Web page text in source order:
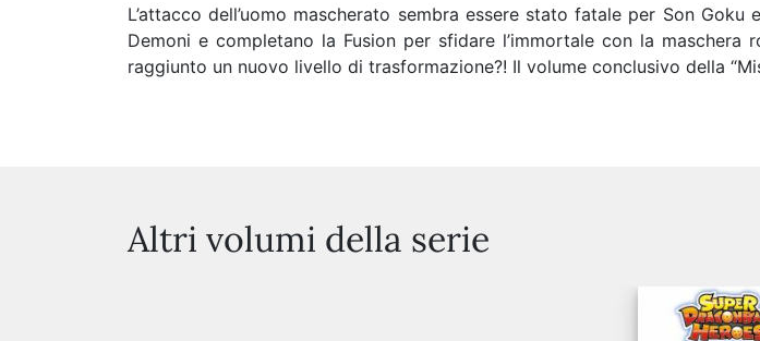
L’attacco dell’uomo mascherato sembra essere stato fatale per Son
Demoni e completano la Fusion per sfidare l’immortale con la
raggiunto un nuovo livello di trasformazione?! Il volume conclusivo della
Altri volumi della serie